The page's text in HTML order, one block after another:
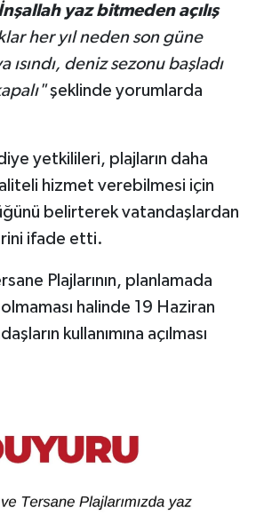
yaz bitmeden açılış
her yıl neden son güne
ısındı, deniz sezonu başladı
şeklinde yorumlarda
yetkilileri, plajların daha
hizmet verebilmesi için
belirterek vatandaşlardan
ifade etti.
Plajlarının, planlamada
halinde 19 Haziran
kullanımına açılması